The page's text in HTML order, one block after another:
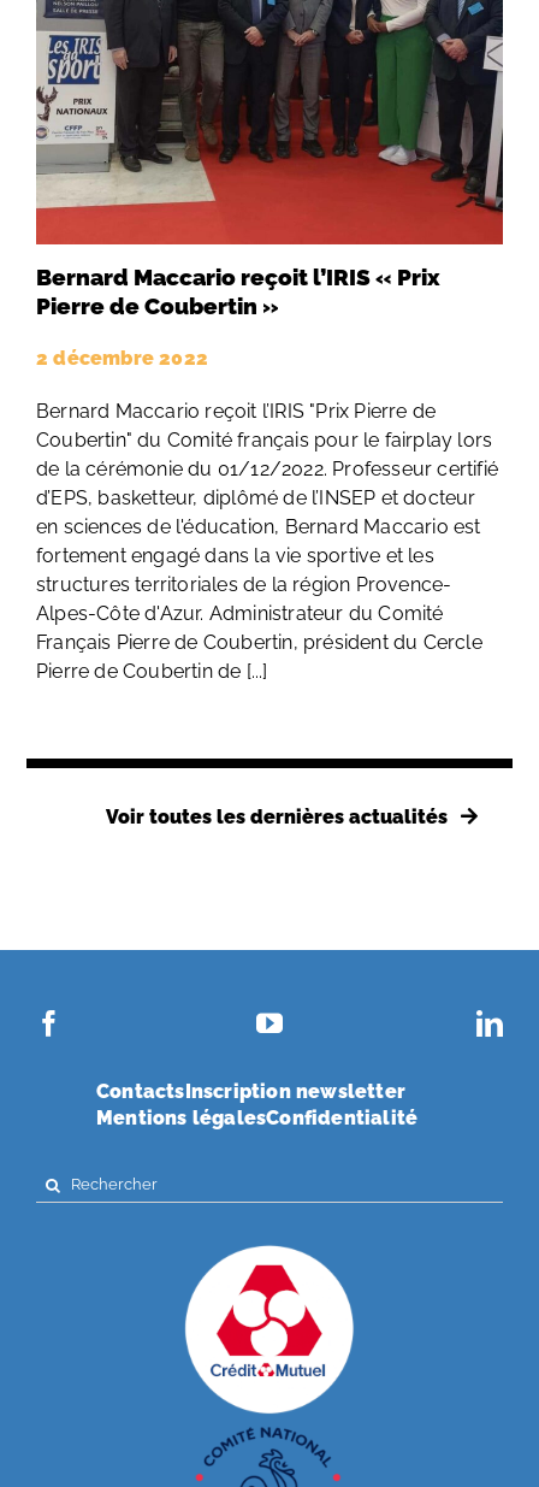
Bernard Maccario reçoit l’IRIS « Prix
Pierre de Coubertin »
2 décembre 2022
Bernard Maccario reçoit l’IRIS "Prix Pierre de
Coubertin" du Comité français pour le fairplay lors
de la cérémonie du 01/12/2022. Professeur certifié
d’EPS, basketteur, diplômé de l’INSEP et docteur
en sciences de l'éducation, Bernard Maccario est
fortement engagé dans la vie sportive et les
structures territoriales de la région Provence-
Alpes-Côte d'Azur. Administrateur du Comité
Français Pierre de Coubertin, président du Cercle
Pierre de Coubertin de [...]
Voir toutes les dernières actualités
ContactsInscription newsletter
Mentions légalesConfidentialité
Search
for: